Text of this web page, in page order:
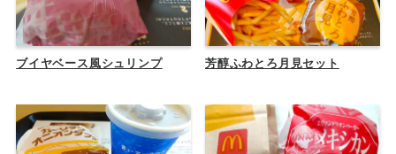
ブイヤベース風シュリンプ 芳醇ふわとろ月見セット